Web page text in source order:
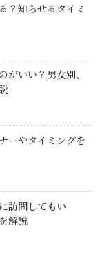
？知らせるタイミ
がいい？男女別、
ーやタイミングを
訪問してもい
解説